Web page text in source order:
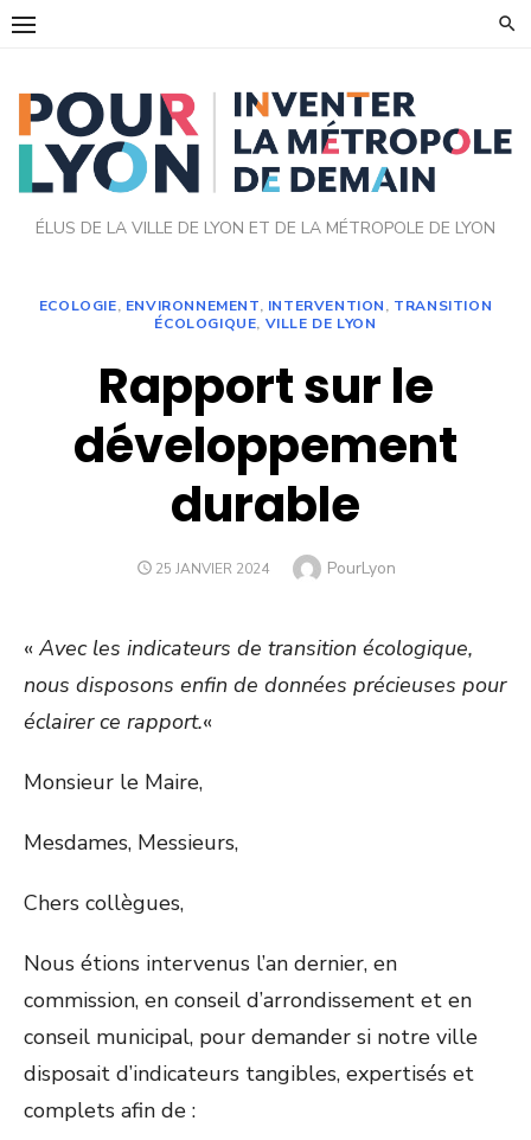
Skip
ÉLUS DE LA VILLE DE LYON ET DE LA MÉTROPOLE DE LYON
ECOLOGIE, ENVIRONNEMENT, INTERVENTION, TRANSITION
ÉCOLOGIQUE, VILLE DE LYON
Rapport sur le
développement
durable
POSTED
25 JANVIER 2024 Author
PourLyon
« Avec les indicateurs de transition écologique,
nous disposons enfin de données précieuses pour
éclairer ce rapport.«
Monsieur le Maire,
Mesdames, Messieurs,
Chers collègues,
Nous étions intervenus l’an dernier, en
commission, en conseil d’arrondissement et en
conseil municipal, pour demander si notre ville
disposait d’indicateurs tangibles, expertisés et
complets afin de :